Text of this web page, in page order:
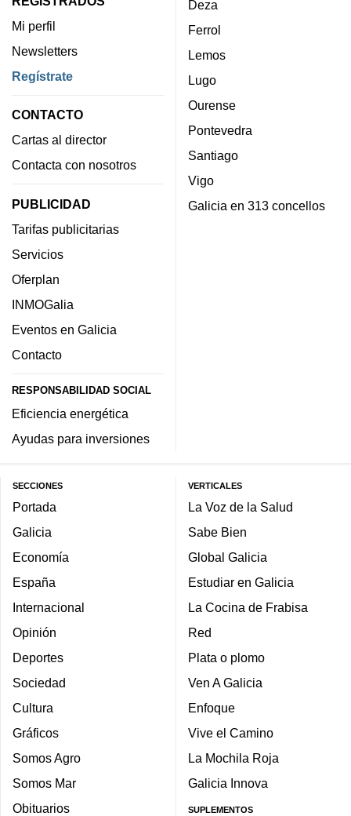
Mi perfil
Newsletters
Regístrate
CONTACTO
Cartas al director
Contacta con nosotros
PUBLICIDAD
Tarifas publicitarias
Servicios
Oferplan
INMOGalia
Eventos en Galicia
Contacto
RESPONSABILIDAD SOCIAL
Eficiencia energética
Ayudas para inversiones
Deza
Ferrol
Lemos
Lugo
Ourense
Pontevedra
Santiago
Vigo
Galicia en 313 concellos
SECCIONES
Portada
Galicia
Economía
España
Internacional
Opinión
Deportes
Sociedad
Cultura
Gráficos
Somos Agro
Somos Mar
Obituarios
VERTICALES
La Voz de la Salud
Sabe Bien
Global Galicia
Estudiar en Galicia
La Cocina de Frabisa
Red
Plata o plomo
Ven A Galicia
Enfoque
Vive el Camino
La Mochila Roja
Galicia Innova
SUPLEMENTOS